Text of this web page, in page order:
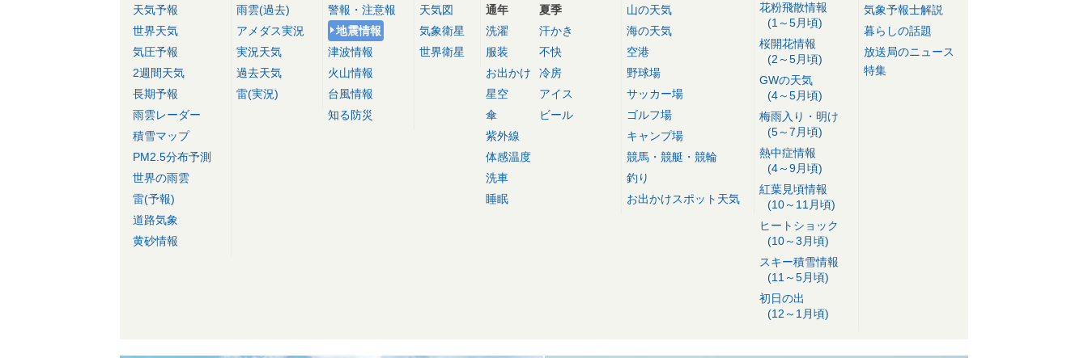
天気予報
世界天気
気圧予報
2週間天気
長期予報
雨雲レーダー
積雪マップ
PM2.5分布予測
世界の雨雲
雷(予報)
道路気象
黄砂情報
雨雲(過去)
アメダス実況
実況天気
過去天気
雷(実況)
警報・注意報
地震情報
津波情報
火山情報
台風情報
知る防災
天気図
気象衛星
世界衛星
通年
洗濯
服装
お出かけ
星空
傘
紫外線
体感温度
洗車
睡眠
夏季
汗かき
不快
冷房
アイス
ビール
山の天気
海の天気
空港
野球場
サッカー場
ゴルフ場
キャンプ場
競馬・競艇・競輪
釣り
お出かけスポット天気
花粉飛散情報
(1～5月頃)
桜開花情報
(2～5月頃)
GWの天気
(4～5月頃)
梅雨入り・明け
(5～7月頃)
熱中症情報
(4～9月頃)
紅葉見頃情報
(10～11月頃)
ヒートショック
(10～3月頃)
スキー積雪情報
(11～5月頃)
初日の出
(12～1月頃)
気象予報士解説
暮らしの話題
放送局のニュース
特集